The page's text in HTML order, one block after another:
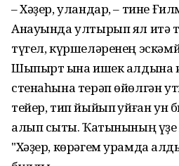
– Хəҙер, уландар, – тине
Анауында ултырып ял итə
түгел, күршелəренең
Шыпырт ҡына ишек алдына
стенаһына терəп ɵйɵлгəн
тейер, тип йыйып ҡуйған ун
алып сыҡты. Ҡатынының
"Хəҙер, кɵрəгем урамда